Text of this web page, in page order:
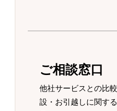
ご相談窓口
他社サービスとの比
設・お引越しに関す